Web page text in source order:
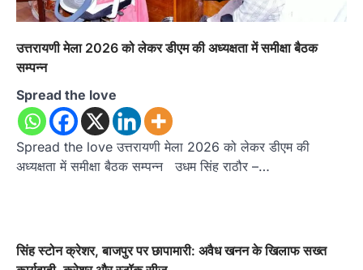
उत्तरायणी मेला 2026 को लेकर डीएम की अध्यक्षता में समीक्षा बैठक
सम्पन्न
Spread the love
Spread the love उत्तरायणी मेला 2026 को लेकर डीएम की
अध्यक्षता में समीक्षा बैठक सम्पन्न उधम सिंह राठौर –…
सिंह स्टोन क्रेशर, बाजपुर पर छापामारी: अवैध खनन के खिलाफ सख्त